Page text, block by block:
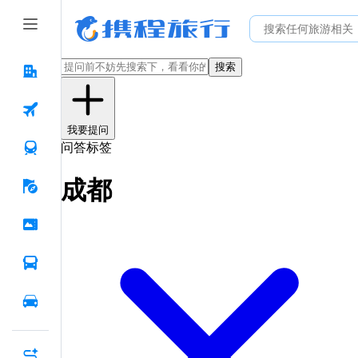
搜索
我要提问
问答标签
成都